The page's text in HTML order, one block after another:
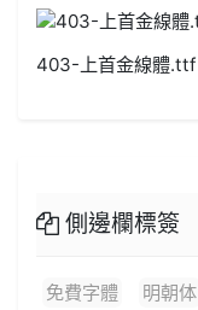
403-上首金線體.ttf
側邊欄標簽
免費字體 明朝体